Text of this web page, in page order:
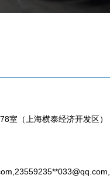
室（上海横泰经济开发区）
,23559235**033@qq.com